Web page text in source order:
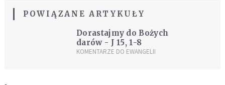
POWIĄZANE ARTYKUŁY
Dorastajmy do Bożych
darów - J 15, 1-8
KOMENTARZE DO EWANGELII